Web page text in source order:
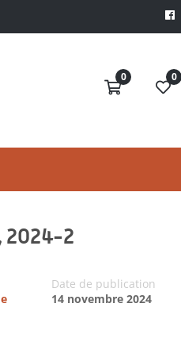
0 0
2024-2
Date de publication
14 novembre 2024